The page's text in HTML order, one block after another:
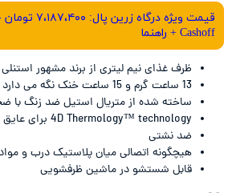
قیمت ویژه درگاه
Cashoff + راهنما
ظرف غذای نیم لیتری از برند مشهور استنلی
13 ساعت گرم و 15 ساعت خنک نگه می دارد
ساخته شده از متریال استیل ضد زنگ با ضخامت 0.8
4D Thermology™ technology برای عایق بدنه با کیفیت بالا
ضد نشتی
هیچگونه اتصالی میان پلاستیک درب و
قابل شستشو در ماشین ظرفشویی